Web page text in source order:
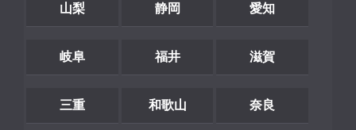
山梨 静岡 愛知
岐阜 福井 滋賀
三重 和歌山 奈良